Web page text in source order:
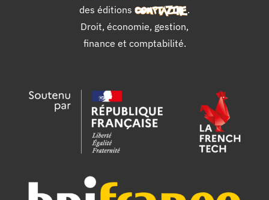
des éditions
.
Droit, économie, gestion,
finance et comptabilité.